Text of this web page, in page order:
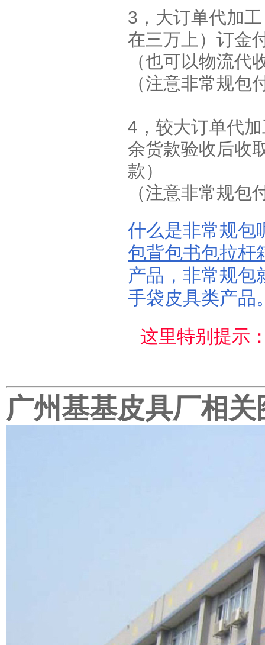
3，大订单代加
在三万上）订金
（也可以物流代
（注意非常规包
4，较大订单代
余货款验收后收
款）
（注意非常规包
什么是非常规包
包背包书包拉杆
产品，非常规包
手袋皮具类产品
这里特别提示
广州基基皮具厂相关